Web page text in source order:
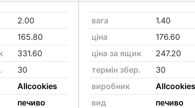
2.00
165.80
331.60
30
Allcookies
печиво
вага
1.40
ціна
176.60
ціна за ящик
247.20
термін збер.
30
виробник
Allcookies
вид
печиво